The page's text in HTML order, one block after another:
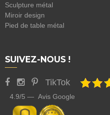
Sculpture métal
Miroir design
Pied de table métal
SUIVEZ-NOUS !
TikTok
4.9/5 — Avis Google